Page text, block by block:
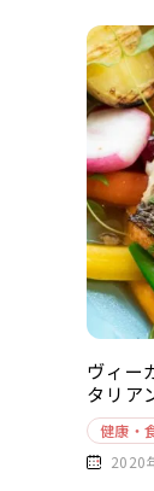
ヴィー
タリア
健康・
2020